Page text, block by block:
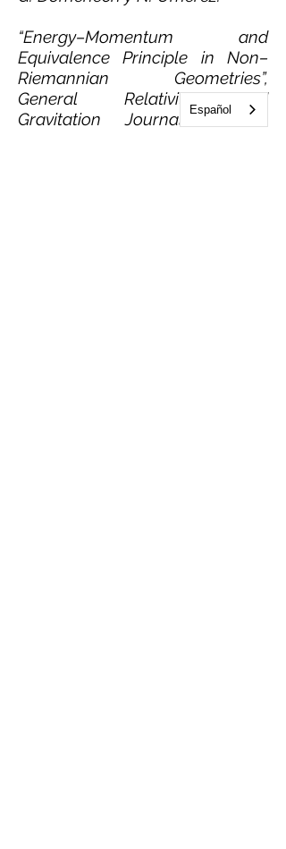
“Energy–Momentum and
Equivalence Principle in Non–
Riemannian Geometries”,
General Relativity and
Gravitation Journal, Plenum
Español